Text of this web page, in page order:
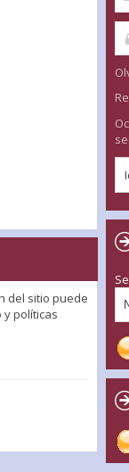
del sitio puede
políticas